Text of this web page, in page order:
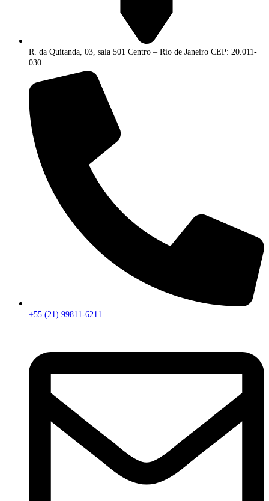
R. da Quitanda, 03, sala 501 Centro – Rio de Janeiro CEP: 20.011-
030
+55 (21) 99811-6211